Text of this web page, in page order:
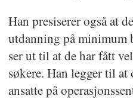
Han presiserer også at
utdanning på minimum
ser ut til at de har fått
søkere. Han legger til at
ansatte på